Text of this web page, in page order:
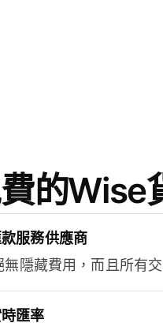
的Wise
服務供應商
無隱藏費用，而且所有
匯率